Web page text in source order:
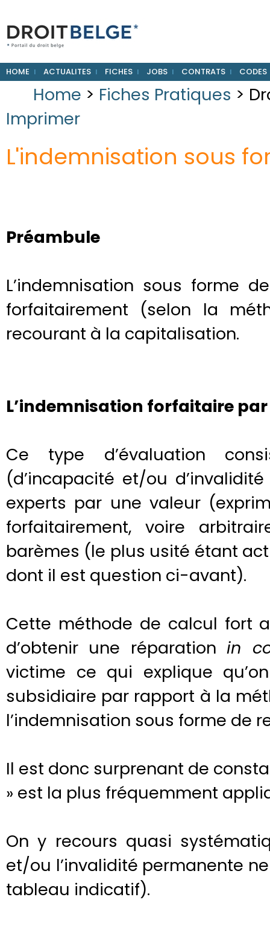
HOME ACTUALITES FICHES JOBS CONTRATS CODES
Home > Fiches Pratiques >
Imprimer
L'indemnisation sous
Préambule
L’indemnisation sous forme
forfaitairement (selon la
recourant à la capitalisation.
L’indemnisation forfaitaire
Ce type d’évaluation
(d’incapacité et/ou
experts par une valeur
forfaitairement, voire
barèmes (le plus usité étant
dont il est question ci-avant).
Cette méthode de calcul fort
d’obtenir une réparationin
victime ce qui explique
subsidiaire par rapport à la
l’indemnisation sous forme de
Il est donc surprenant de
» est la plus fréquemment
On y recours quasi
et/ou l’invalidité permanente ne
tableau indicatif).